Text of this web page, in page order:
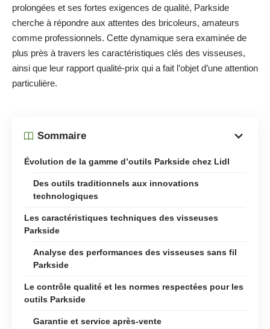
prolongées et ses fortes exigences de qualité, Parkside
cherche à répondre aux attentes des bricoleurs, amateurs
comme professionnels. Cette dynamique sera examinée de
plus près à travers les caractéristiques clés des visseuses,
ainsi que leur rapport qualité-prix qui a fait l’objet d’une attention
particulière.
Sommaire
Évolution de la gamme d’outils Parkside chez Lidl
Des outils traditionnels aux innovations
technologiques
Les caractéristiques techniques des visseuses
Parkside
Analyse des performances des visseuses sans fil
Parkside
Le contrôle qualité et les normes respectées pour les
outils Parkside
Garantie et service après-vente